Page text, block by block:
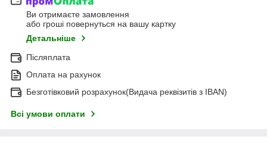
Ви отримаєте замовлення
або гроші повернуться на вашу картку
Детальніше
Післяплата
Оплата на рахунок
Безготівковий розрахунок(Видача реквізитів з IBAN)
Всі умови оплати